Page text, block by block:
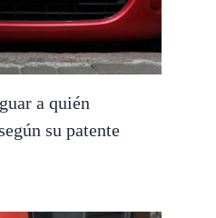
a quién
su patente